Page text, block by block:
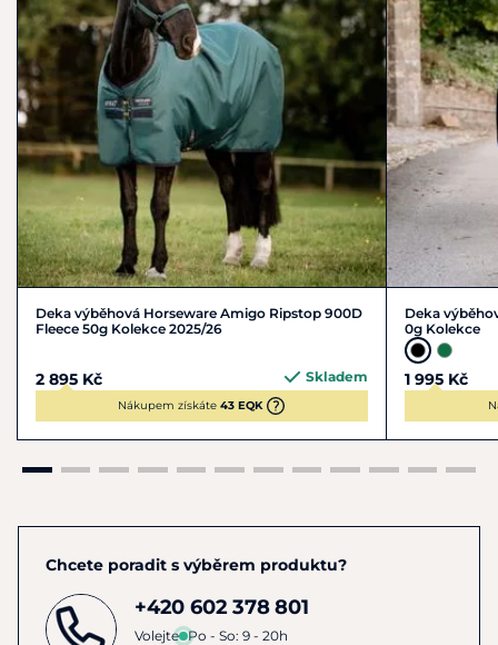
Deka výběhová Horseware Amigo Ripstop 900D
Fleece 50g Kolekce 2025/26
2 895 Kč Skladem
Nákupem získáte43 EQK
Deka
0g Kolekce
1 995 Kč
Chcete poradit s výběrem produktu?
+420 602 378 801
Volejte Po - So: 9 - 20h